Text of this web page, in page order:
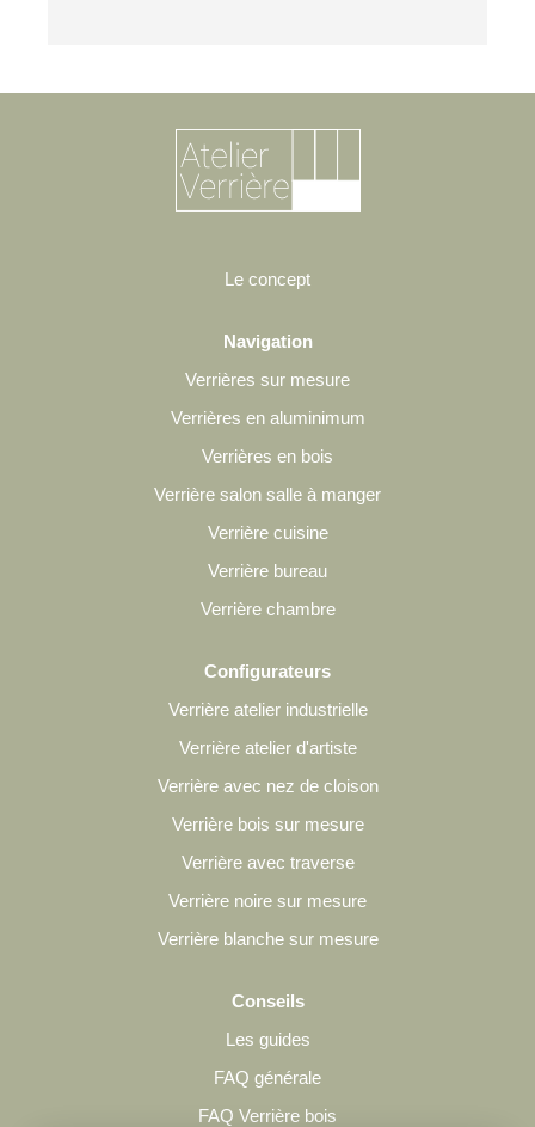
Le concept
Navigation
Verrières sur mesure
Verrières en aluminimum
Verrières en bois
Verrière salon salle à manger
Verrière cuisine
Verrière bureau
Verrière chambre
Configurateurs
Verrière atelier industrielle
Verrière atelier d'artiste
Verrière avec nez de cloison
Verrière bois sur mesure
Verrière avec traverse
Verrière noire sur mesure
Verrière blanche sur mesure
Conseils
Les guides
FAQ générale
FAQ Verrière bois